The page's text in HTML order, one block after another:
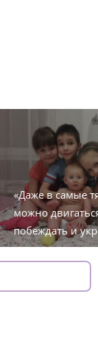
«Даже в самые
можно
побеждать и